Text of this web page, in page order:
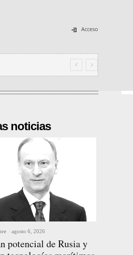
Acceso
no vamos
noticias
- agosto 6, 2026
potencial de Rusia y